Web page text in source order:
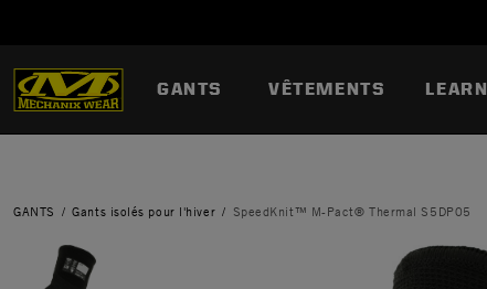
GANTS VÊTEMENTS LEARN
GANTS Gants isolés pour l'hiver SpeedKnit™ M-Pact® Thermal S5DP05